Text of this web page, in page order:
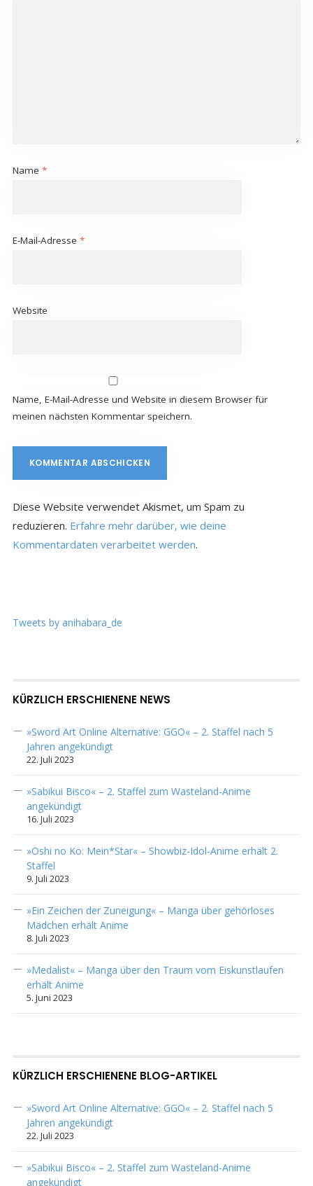
Name *
E-Mail-Adresse *
Website
Name, E-Mail-Adresse und Website in diesem Browser für
meinen nächsten Kommentar speichern.
Diese Website verwendet Akismet, um Spam zu
reduzieren. Erfahre mehr darüber, wie deine
Kommentardaten verarbeitet werden.
Tweets by anihabara_de
KÜRZLICH ERSCHIENENE NEWS
»Sword Art Online Alternative: GGO« – 2. Staffel nach 5
Jahren angekündigt
22. Juli 2023
»Sabikui Bisco« – 2. Staffel zum Wasteland-Anime
angekündigt
16. Juli 2023
»Oshi no Ko: Mein*Star« – Showbiz-Idol-Anime erhält 2.
Staffel
9. Juli 2023
»Ein Zeichen der Zuneigung« – Manga über gehörloses
Mädchen erhält Anime
8. Juli 2023
»Medalist« – Manga über den Traum vom Eiskunstlaufen
erhält Anime
5. Juni 2023
KÜRZLICH ERSCHIENENE BLOG-ARTIKEL
»Sword Art Online Alternative: GGO« – 2. Staffel nach 5
Jahren angekündigt
22. Juli 2023
»Sabikui Bisco« – 2. Staffel zum Wasteland-Anime
angekündigt